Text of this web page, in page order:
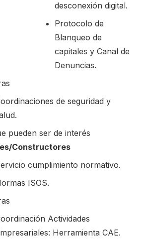
desconexión digital.
Protocolo de
Blanqueo de
capitales y Canal de
Denuncias.
de seguridad y
pueden ser de interés
Constructores
cumplimiento normativo.
ISOS.
Actividades
Herramienta CAE.